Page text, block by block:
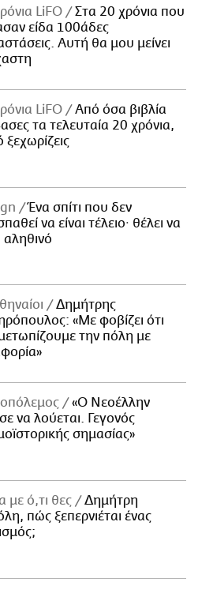
LiFO
Στα 20 χρόνια που
είδα 100άδες
Αυτή θα μου μείνει
LiFO
Από όσα βιβλία
τα τελευταία 20 χρόνια,
ξεχωρίζεις
Ένα σπίτι που δεν
να είναι τέλειο· θέλει να
αληθινό
Δημήτρης
«Με φοβίζει ότι
την πόλη με
«Ο Νεοέλλην
να λούεται. Γεγονός
σημασίας»
με ό,τι θες
Δημήτρη
πώς ξεπερνιέται ένας